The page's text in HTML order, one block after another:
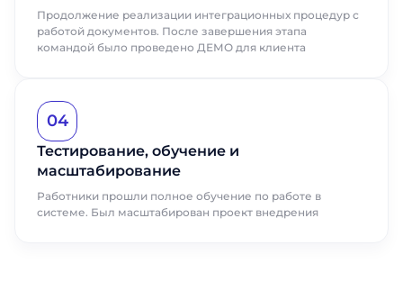
Продолжение реализации интеграционных процедур с
работой документов. После завершения этапа
командой было проведено ДЕМО для клиента
04
Тестирование, обучение и
масштабирование
Работники прошли полное обучение по работе в
системе. Был масштабирован проект внедрения